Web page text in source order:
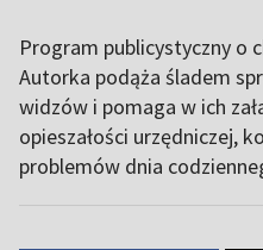
Program publicystyczny o
Autorka podąża śladem
widzów i pomaga w ich
opieszałości urzędniczej,
problemów dnia